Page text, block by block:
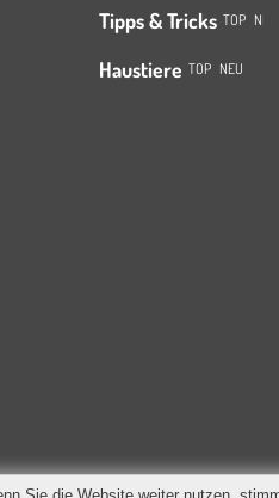
Tipps & Tricks TOP NEU
Haustiere TOP NEU